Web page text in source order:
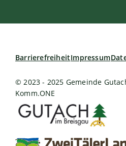
BarrierefreiheitImpressum
© 2023 - 2025 Gemeinde
Komm.ONE